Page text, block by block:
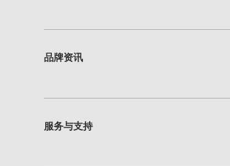
品牌资讯
服务与支持